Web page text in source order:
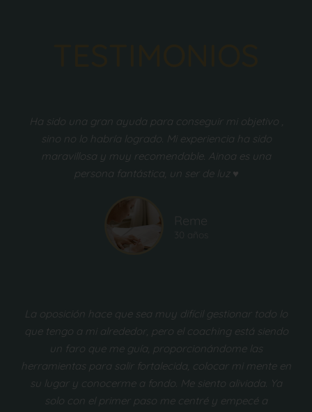
Ha sido una gran ayuda para conseguir mi objetivo ,
sino no lo habría logrado. Mi experiencia ha sido
maravillosa y muy recomendable. Ainoa es una
persona fantástica, un ser de luz ♥️
La oposición hace que sea muy difícil gestionar todo lo
que tengo a mi alrededor, pero el coaching está siendo
un faro que me guía, proporcionándome las
herramientas para salir fortalecida, colocar mi mente en
su lugar y conocerme a fondo. Me siento aliviada. Ya
solo con el primer paso me centré y empecé a